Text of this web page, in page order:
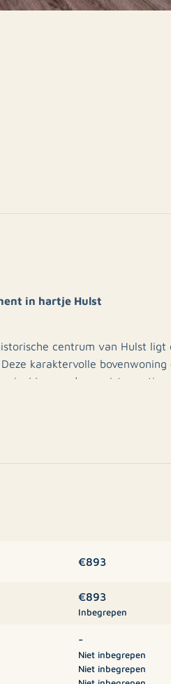
in hartje Hulst
centrum van Hulst
karaktervolle
in één van de mooiste
terrassen, winkels en
en Gent, waardoor zowel
naar de eerste
€893
€893
Inbegrepen
-
Niet inbegrepen
Niet inbegrepen